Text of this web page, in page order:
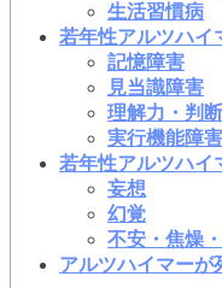
生活習慣病
若年性アルツハイ
記憶障害
見当識障害
理解力・判
実行機能障害
若年性アルツハイ
妄想
幻覚
不安・焦燥
アルツハイマーが